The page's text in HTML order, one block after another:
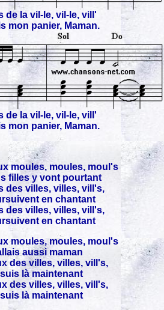
de la vil-le, vil-le, vill'
mon panier, Maman.
de la vil-le, vil-le, vill'
mon panier, Maman.
moules, moules, moul's
filles y vont pourtant
des villes, villes, vill's,
en chantant
des villes, villes, vill's,
en chantant
moules, moules, moul's
aussi maman
des villes, villes, vill's,
suis là maintenant
des villes, villes, vill's,
suis là maintenant